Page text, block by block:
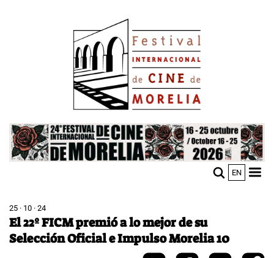
Image
EN
25 · 10 · 24
El 22º FICM premió a lo mejor de su
Selección Oficial e Impulso Morelia 10